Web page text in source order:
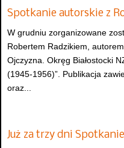
Spotkanie autorskie z
W grudniu zorganizowane
Robertem Radzikiem,
Ojczyzna. Okręg Białostocki
(1945-1956)”. Publikacja
oraz...
Już za trzy dni